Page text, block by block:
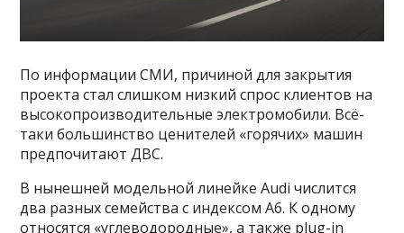
По информации СМИ, причиной для закрытия
проекта стал слишком низкий спрос клиентов на
высокопроизводительные электромобили. Всё-
таки большинство ценителей «горячих» машин
предпочитают ДВС.
В нынешней модельной линейке Audi числится
два разных семейства с индексом A6. К одному
относятся «углеводородные», а также plug-in